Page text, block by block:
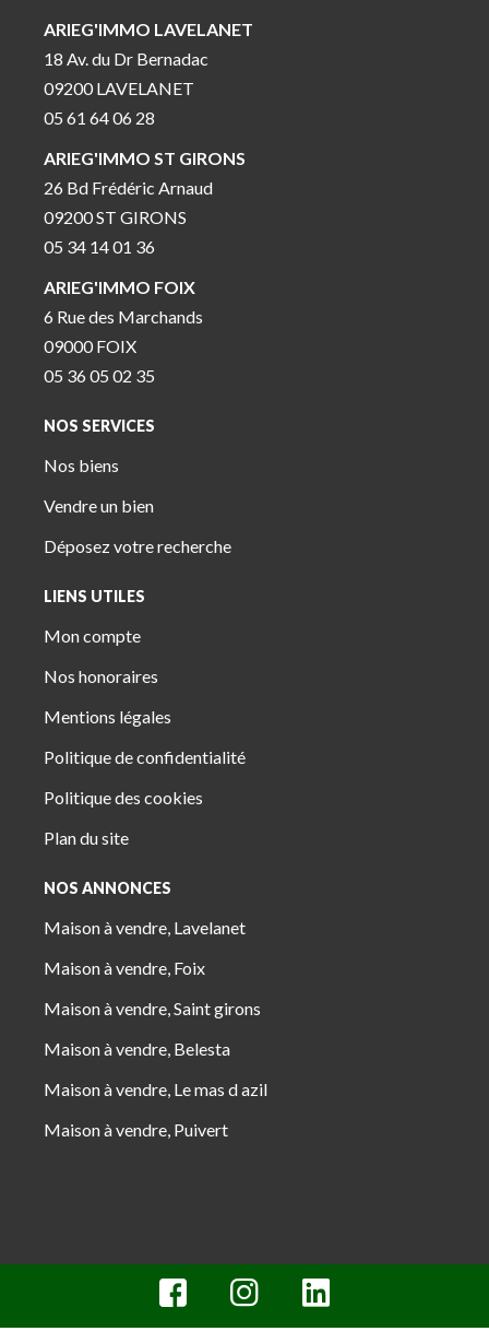
ARIEG'IMMO LAVELANET
18 Av. du Dr Bernadac
09200 LAVELANET
05 61 64 06 28
ARIEG'IMMO ST GIRONS
26 Bd Frédéric Arnaud
09200 ST GIRONS
05 34 14 01 36
ARIEG'IMMO FOIX
6 Rue des Marchands
09000 FOIX
05 36 05 02 35
NOS SERVICES
Nos biens
Vendre un bien
Déposez votre recherche
LIENS UTILES
Mon compte
Nos honoraires
Mentions légales
Politique de confidentialité
Politique des cookies
Plan du site
NOS ANNONCES
Maison à vendre, Lavelanet
Maison à vendre, Foix
Maison à vendre, Saint girons
Maison à vendre, Belesta
Maison à vendre, Le mas d azil
Maison à vendre, Puivert